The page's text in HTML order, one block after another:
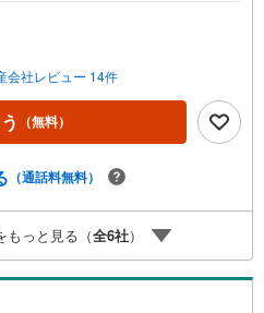
で展開中！こちらでは当社の強み
紹介！1.＜豊富な不動産知識＞戸
と種別を問わず不動産を取り扱っ
設や商業施設、子育て環境や行政
し、お客様により良い物件選びをし
りとサポートさせて頂きます。2.＜
ど住宅に関する様々なご質問はもち
て頂きます。各店舗ではキッズス
れのご家族様で是非お越しくださ
（定休日火・水曜日※店舗によ
内も可能ですので、どうぞお気軽
！
会社レビュー 14件
（無料）
（通話料無料）
もっと見る（全6社）